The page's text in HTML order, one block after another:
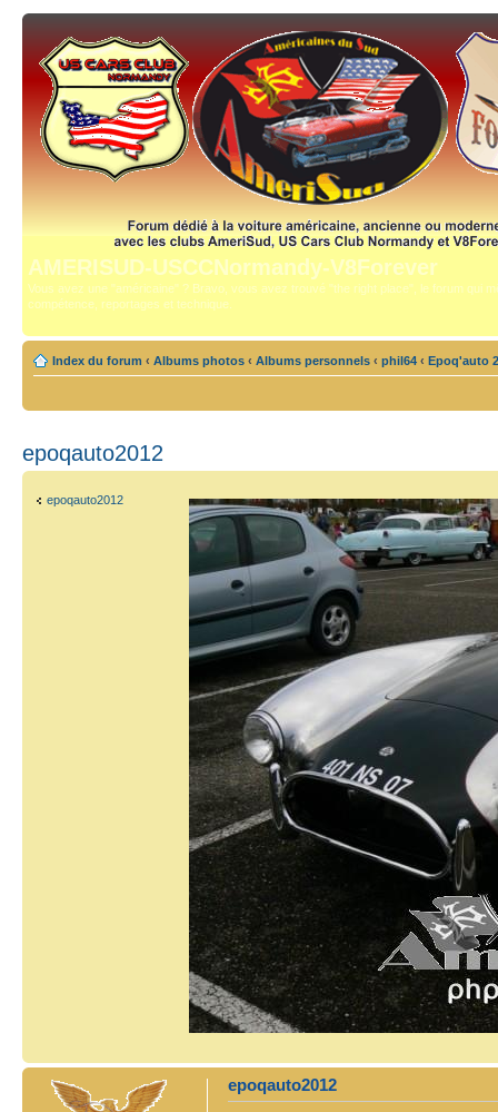
AMERISUD-USCCNormandy-V8Forever
Vous avez une "américaine" ? Bravo, vous avez trouvé "the right place", le forum qui
compétence, reportages et technique.
Index du forum ‹ Albums photos ‹ Albums personnels ‹ phil64 ‹ Epoq'auto
epoqauto2012
epoqauto2012
epoqauto2012